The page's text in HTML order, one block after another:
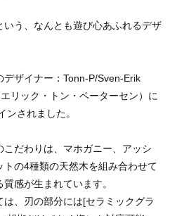
う、なんとも遊び心あふれるデザ
ザイナー：Tonn-P/Sven-Erik
リック・トン・ペーターセン）に
ンされました。
だわりは、マホガニー、アッシ
トの4種類の天然木を組み合わせて
感が生まれています。
、刃の部分には[セラミックグラ